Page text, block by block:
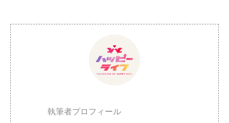
執筆者プロフィール